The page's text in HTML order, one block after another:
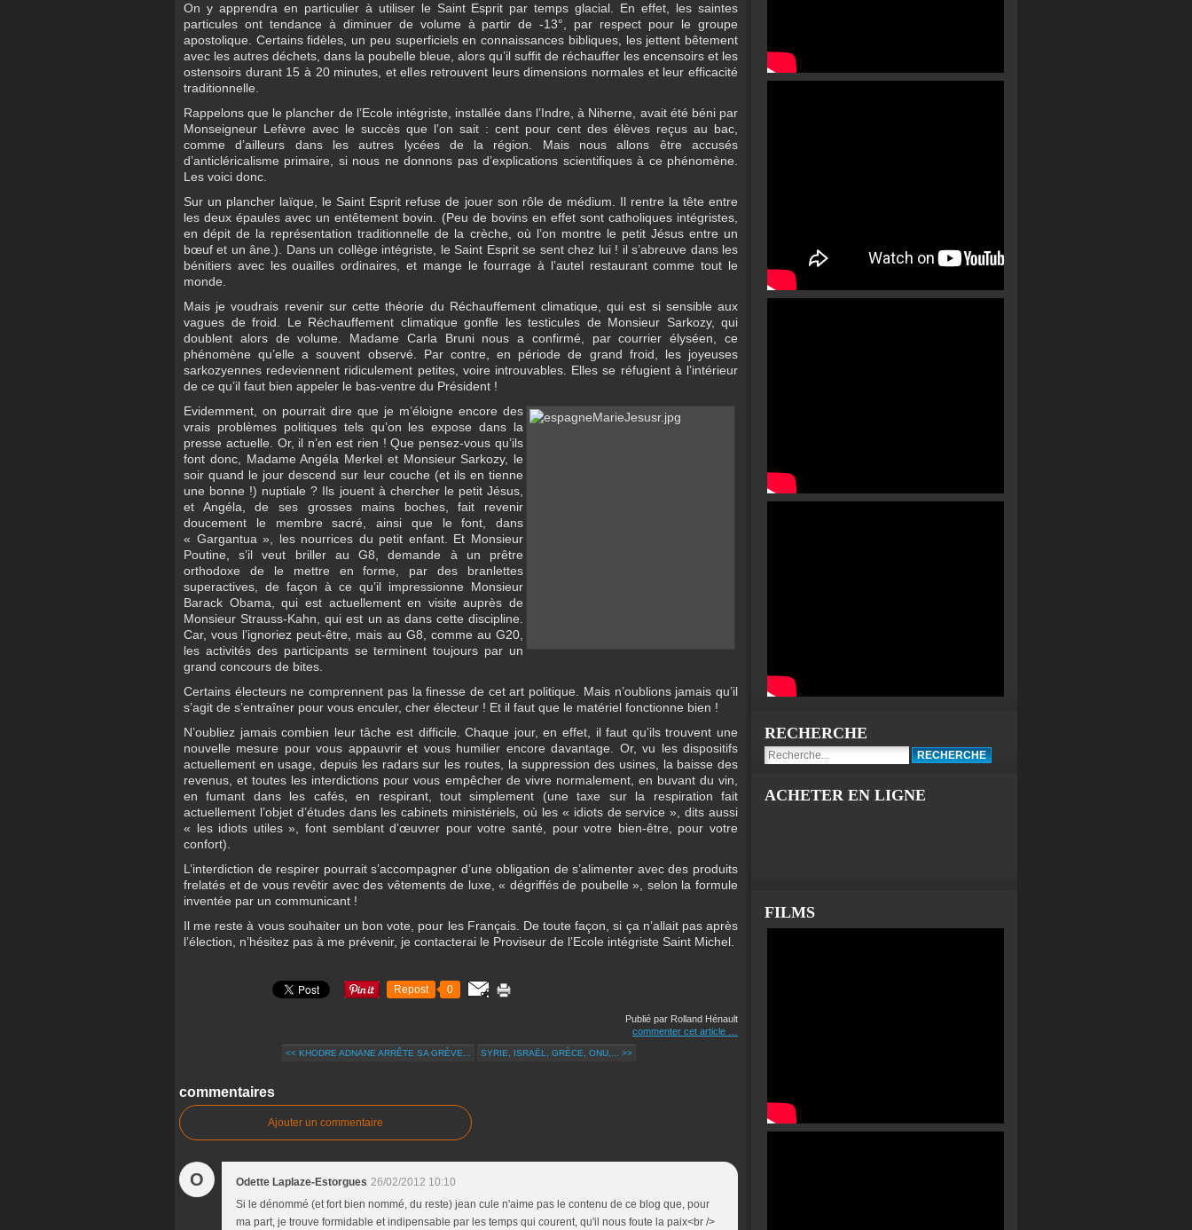
On y apprendra en particulier à utiliser le Saint Esprit par temps glacial. En effet, les saintes
particules ont tendance à diminuer de volume à partir de -13°, par respect pour le groupe
apostolique. Certains fidèles, un peu superficiels en connaissances bibliques, les jettent bêtement
avec les autres déchets, dans la poubelle bleue, alors qu’il suffit de réchauffer les encensoirs et les
ostensoirs durant 15 à 20 minutes, et elles retrouvent leurs dimensions normales et leur efficacité
traditionnelle.
Rappelons que le plancher de l’Ecole intégriste, installée dans l’Indre, à Niherne, avait été béni par
Monseigneur Lefèvre avec le succès que l’on sait : cent pour cent des élèves reçus au bac,
comme d’ailleurs dans les autres lycées de la région. Mais nous allons être accusés
d’anticléricalisme primaire, si nous ne donnons pas d’explications scientifiques à ce phénomène.
Les voici donc.
Sur un plancher laïque, le Saint Esprit refuse de jouer son rôle de médium. Il rentre la tête entre
les deux épaules avec un entêtement bovin. (Peu de bovins en effet sont catholiques intégristes,
en dépit de la représentation traditionnelle de la crèche, où l’on montre le petit Jésus entre un
bœuf et un âne.). Dans un collège intégriste, le Saint Esprit se sent chez lui ! il s’abreuve dans les
bénitiers avec les ouailles ordinaires, et mange le fourrage à l’autel restaurant comme tout le
monde.
Mais je voudrais revenir sur cette théorie du Réchauffement climatique, qui est si sensible aux
vagues de froid. Le Réchauffement climatique gonfle les testicules de Monsieur Sarkozy, qui
doublent alors de volume. Madame Carla Bruni nous a confirmé, par courrier élyséen, ce
phénomène qu’elle a souvent observé. Par contre, en période de grand froid, les joyeuses
sarkozyennes redeviennent ridiculement petites, voire introuvables. Elles se réfugient à l’intérieur
de ce qu’il faut bien appeler le bas-ventre du Président !
Evidemment, on pourrait dire que je m’éloigne encore des
vrais problèmes politiques tels qu’on les expose dans la
presse actuelle. Or, il n’en est rien ! Que pensez-vous qu’ils
font donc, Madame Angéla Merkel et Monsieur Sarkozy, le
soir quand le jour descend sur leur couche (et ils en tienne
une bonne !) nuptiale ? Ils jouent à chercher le petit Jésus,
et Angéla, de ses grosses mains boches, fait revenir
doucement le membre sacré, ainsi que le font, dans
« Gargantua », les nourrices du petit enfant. Et Monsieur
Poutine, s’il veut briller au G8, demande à un prêtre
orthodoxe de le mettre en forme, par des branlettes
superactives, de façon à ce qu’il impressionne Monsieur
Barack Obama, qui est actuellement en visite auprès de
Monsieur Strauss-Kahn, qui est un as dans cette discipline.
Car, vous l’ignoriez peut-être, mais au G8, comme au G20,
les activités des participants se terminent toujours par un
grand concours de bites.
Certains électeurs ne comprennent pas la finesse de cet art politique. Mais n’oublions jamais qu’il
s’agit de s’entraîner pour vous enculer, cher électeur ! Et il faut que le matériel fonctionne bien !
N’oubliez jamais combien leur tâche est difficile. Chaque jour, en effet, il faut qu’ils trouvent une
nouvelle mesure pour vous appauvrir et vous humilier encore davantage. Or, vu les dispositifs
actuellement en usage, depuis les radars sur les routes, la suppression des usines, la baisse des
revenus, et toutes les interdictions pour vous empêcher de vivre normalement, en buvant du vin,
en fumant dans les cafés, en respirant, tout simplement (une taxe sur la respiration fait
actuellement l’objet d’études dans les cabinets ministériels, où les « idiots de service », dits aussi
« les idiots utiles », font semblant d’œuvrer pour votre santé, pour votre bien-être, pour votre
confort).
L’interdiction de respirer pourrait s’accompagner d’une obligation de s’alimenter avec des produits
frelatés et de vous revêtir avec des vêtements de luxe, « dégriffés de poubelle », selon la formule
inventée par un communicant !
Il me reste à vous souhaiter un bon vote, pour les Français. De toute façon, si ça n’allait pas après
l’élection, n’hésitez pas à me prévenir, je contacterai le Proviseur de l’Ecole intégriste Saint Michel.
Repost 0
Publié par Rolland Hénault
commenter cet article
<< KHODRE ADNANE ARRÊTE SA GRÈVE... SYRIE, ISRAËL, GRÈCE, ONU,... >>
commentaires
Ajouter un commentaire
O Odette Laplaze-Estorgues 26/02/2012 10:10
Si le dénommé (et fort bien nommé, du reste) jean cule n'aime pas le contenu de ce blog que, pour
ma part, je trouve formidable et indipensable par les temps qui courent, qu'il nous foute la paix<br />
RECHERCHE
ACHETER EN LIGNE
FILMS